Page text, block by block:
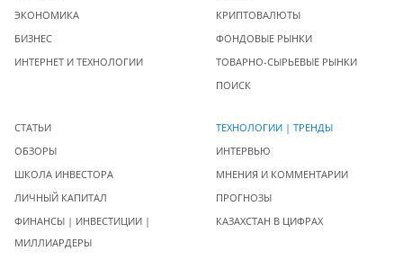
ЭКОНОМИКА
БИЗНЕС
ИНТЕРНЕТ И ТЕХНОЛОГИИ
КРИПТОВАЛЮТЫ
ФОНДОВЫЕ РЫНКИ
ТОВАРНО-СЫРЬЕВЫЕ РЫНКИ
ПОИСК
СТАТЬИ
ОБЗОРЫ
ШКОЛА ИНВЕСТОРА
ЛИЧНЫЙ КАПИТАЛ
ФИНАНСЫ | ИНВЕСТИЦИИ |
МИЛЛИАРДЕРЫ
ТЕХНОЛОГИИ | ТРЕНДЫ
ИНТЕРВЬЮ
МНЕНИЯ И КОММЕНТАРИИ
ПРОГНОЗЫ
КАЗАХСТАН В ЦИФРАХ